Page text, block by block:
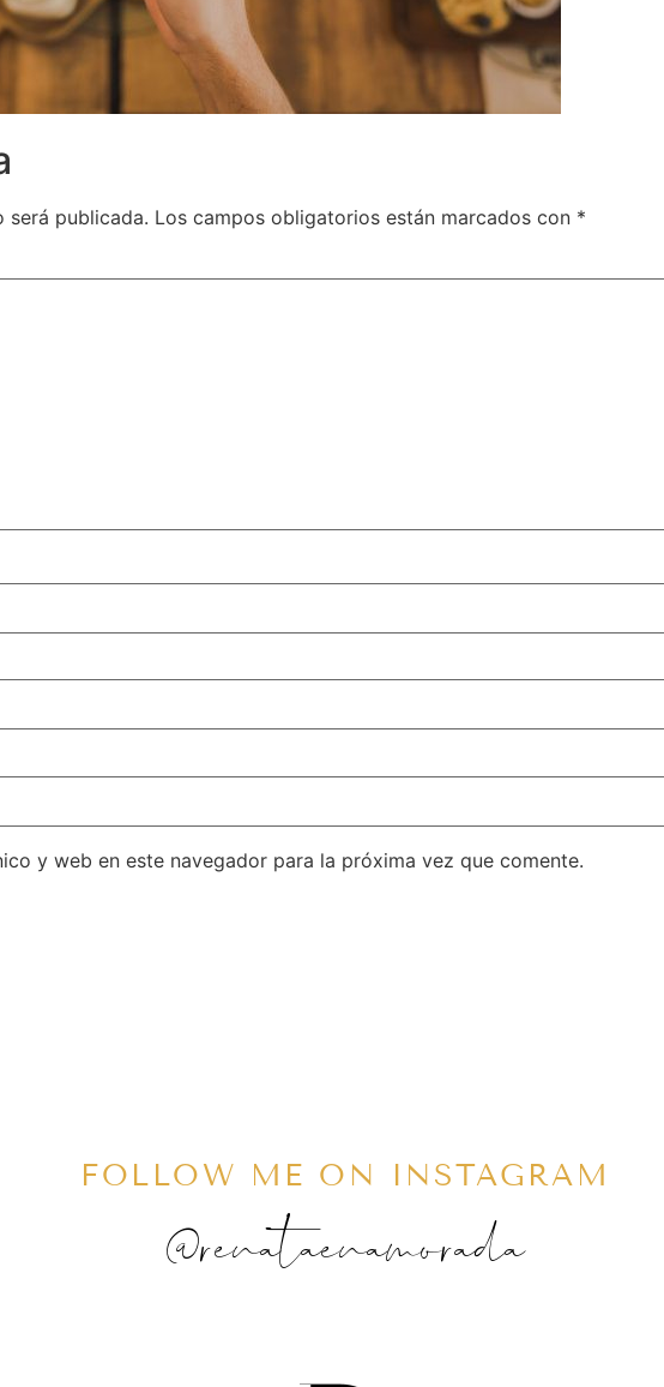
será publicada. Los campos obligatorios están marcados con *
y web en este navegador para la próxima vez que comente.
FOLLOW ME ON INSTAGRAM
@renataenamorada